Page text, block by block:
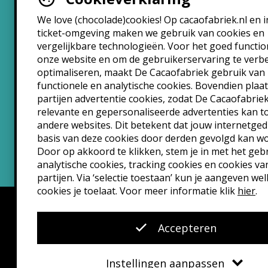
We love (chocolade)cookies! Op cacaofabriek.nl en
ticket-omgeving maken we gebruik van cookies en
vergelijkbare technologieën. Voor het goed
onze website en om de gebruikerservaring te
optimaliseren, maakt De Cacaofabriek gebruik van
functionele en analytische cookies. Bovendien
partijen advertentie cookies, zodat De
relevante en gepersonaliseerde advertenties kan
andere websites. Dit betekent dat jouw
basis van deze cookies door derden gevolgd kan
Door op akkoord te klikken, stem je in met het
analytische cookies, tracking cookies en cookies
partijen. Via ‘selectie toestaan’ kun je aangeven
cookies je toelaat. Voor meer informatie klik hier.
Accepteren
Instellingen aanpassen
Brasserie
Maandag: 10:30 – 22:30
Dinsdag: 10:30 – 22:30
Woensdag: 10:30 – 22:30
Donderdag: 10:30 – 00:00
Vrijdag: 10:30 – 00:00
Zaterdag: 10:30 – 00:00
Zondag: 10:30 – 22:30